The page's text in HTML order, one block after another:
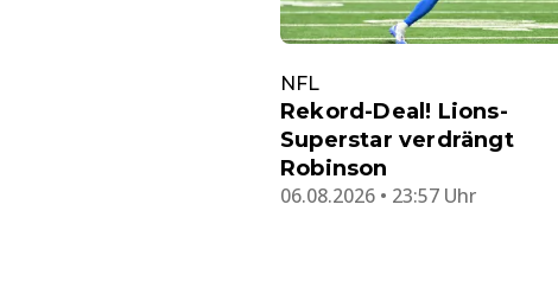
NFL
Rekord-Deal! Lions-
Superstar verdrängt
Robinson
06.08.2026 • 23:57 Uhr